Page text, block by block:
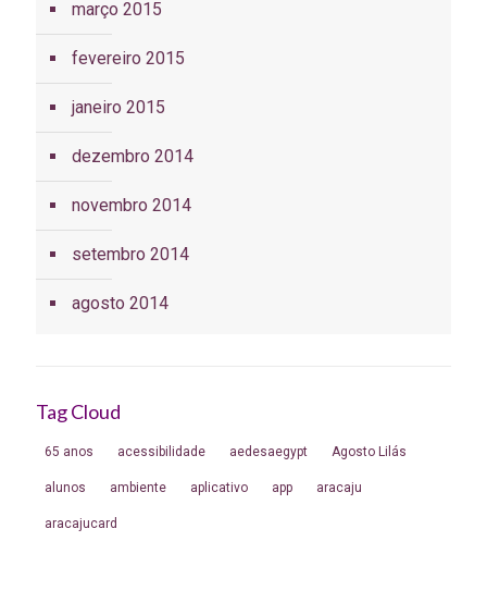
março 2015
fevereiro 2015
janeiro 2015
dezembro 2014
novembro 2014
setembro 2014
agosto 2014
Tag Cloud
65 anos acessibilidade aedesaegypt Agosto Lilás
alunos ambiente aplicativo app aracaju
aracajucard